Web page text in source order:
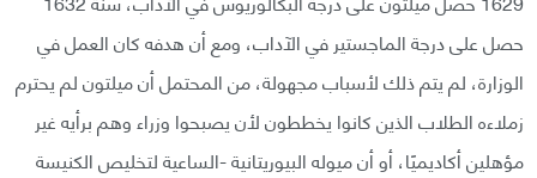
حصل على درجة الماجستير في الآداب، ومع أن هدفه كان العمل في
الوزارة، لم يتم ذلك لأسباب مجهولة، من المحتمل أن ميلتون لم يحترم
زملاءه الطلاب الذين كانوا يخططون لأن يصبحوا وزراء وهم برأيه غير
مؤهلين أكاديميًا، أو أن ميوله البيوريتانية -الساعية لتخليص الكنيسة